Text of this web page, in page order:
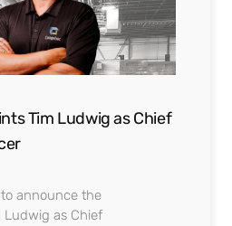
Tim Ludwig as Chief
announce the
as Chief